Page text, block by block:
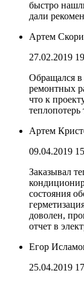
быстро
дали
Артем
27.02.2019
Обращался
ремонтных
что к
Артем
09.04.2019
Заказывал
состояния
доволен,
отчет в
Егор
25.04.2019